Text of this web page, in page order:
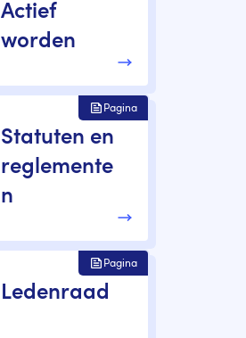
Actief
worden
Statuten en
reglemente
n
Pagina
Ledenraad
Pagina